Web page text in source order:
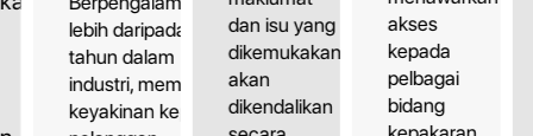
lebih daripada 10
tahun dalam
industri, memberi
keyakinan kepada
dan isu yang
dikemukakan
akan
dikendalikan
akses
kepada
pelbagai
bidang